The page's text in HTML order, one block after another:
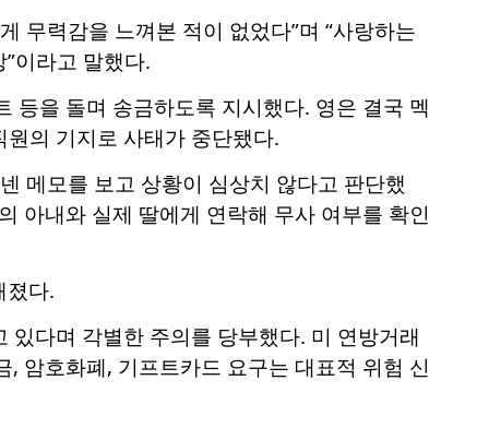
무력감을 느껴본 적이 없었다”며 “사랑하는
이라고 말했다.
등을 돌며 송금하도록 지시했다. 영은 결국 멕
의 기지로 사태가 중단됐다.
메모를 보고 상황이 심상치 않다고 판단했
아내와 실제 딸에게 연락해 무사 여부를 확인
졌다.
있다며 각별한 주의를 당부했다. 미 연방거래
암호화폐, 기프트카드 요구는 대표적 위험 신